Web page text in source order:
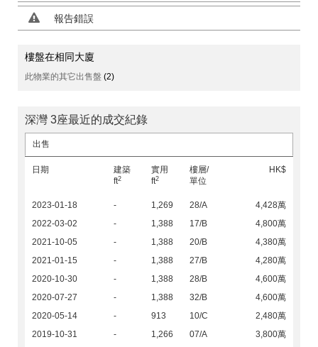
報告錯誤
樓盤在相同大廈
此物業的其它出售盤 (2)
深灣 3座最近的成交紀錄
出售
日期
建築
ft2
實用
ft2
樓層/
單位
HK$
2023-01-18 - 1,269 28/A
4,428萬
2022-03-02
- 1,388 17/B
4,800萬
2021-10-05
- 1,388 20/B
4,380萬
2021-01-15
- 1,388 27/B
4,280萬
2020-10-30
- 1,388 28/B
4,600萬
2020-07-27
- 1,388 32/B
4,600萬
2020-05-14
- 913 10/C
2,480萬
2019-10-31
- 1,266 07/A
3,800萬